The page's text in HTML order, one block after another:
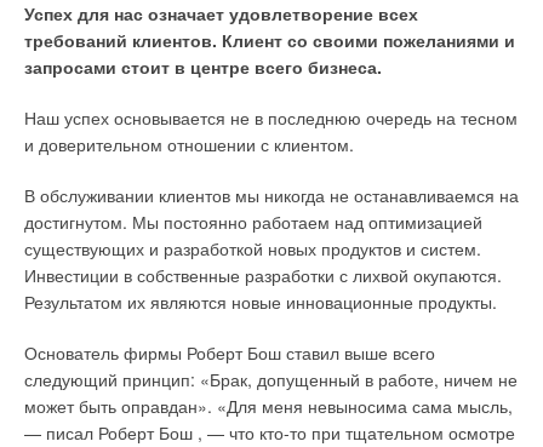
Успех для нас означает удовлетворение всех
требований клиентов. Клиент со своими пожеланиями и
запросами стоит в центре всего бизнеса.
Наш успех основывается не в последнюю очередь на тесном
и доверительном отношении с клиентом.
В обслуживании клиентов мы никогда не останавливаемся на
достигнутом. Мы постоянно работаем над оптимизацией
существующих и разработкой новых продуктов и систем.
Инвестиции в собственные разработки с лихвой окупаются.
Результатом их являются новые инновационные продукты.
Основатель фирмы Роберт Бош ставил выше всего
следующий принцип: «Брак, допущенный в работе, ничем не
может быть оправдан». «Для меня невыносима сама мысль,
— писал Роберт Бош , — что кто-то при тщательном осмотре